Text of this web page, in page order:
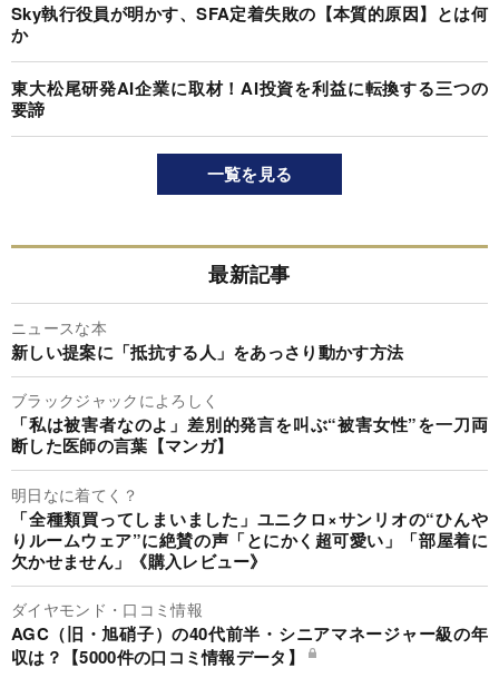
Sky執行役員が明かす、SFA定着失敗の【本質的原因】とは何
か
東大松尾研発AI企業に取材！AI投資を利益に転換する三つの
要諦
一覧を見る
最新記事
ニュースな本
新しい提案に「抵抗する人」をあっさり動かす方法
ブラックジャックによろしく
「私は被害者なのよ」差別的発言を叫ぶ“被害女性”を一刀両
断した医師の言葉【マンガ】
明日なに着てく？
「全種類買ってしまいました」ユニクロ×サンリオの“ひんや
りルームウェア”に絶賛の声「とにかく超可愛い」「部屋着に
欠かせません」《購入レビュー》
ダイヤモンド・口コミ情報
AGC（旧・旭硝子）の40代前半・シニアマネージャー級の年
収は？【5000件の口コミ情報データ】